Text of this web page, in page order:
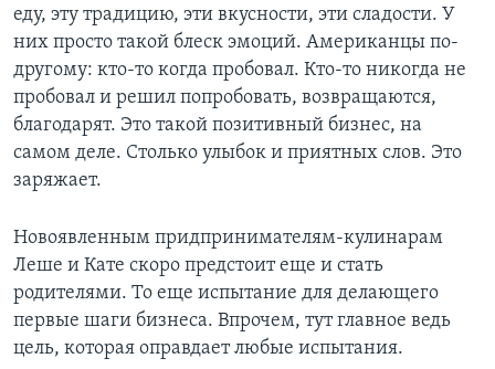
еду, эту традицию, эти вкусности, эти сладости. У
них просто такой блеск эмоций. Американцы по-
другому: кто-то когда пробовал. Кто-то никогда не
пробовал и решил попробовать, возвращаются,
благодарят. Это такой позитивный бизнес, на
самом деле. Столько улыбок и приятных слов. Это
заряжает.
Новоявленным придпринимателям-кулинарам
Леше и Кате скоро предстоит еще и стать
родителями. То еще испытание для делающего
первые шаги бизнеса. Впрочем, тут главное ведь
цель, которая оправдает любые испытания.